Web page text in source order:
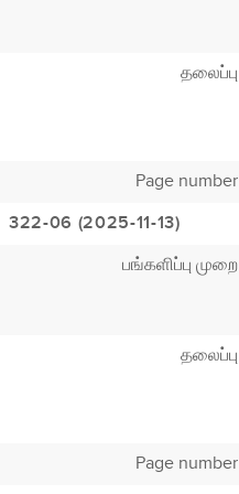
தலைப்பு
Page number
322-06 (2025-11-13)
பங்களிப்பு முறை
தலைப்பு
Page number